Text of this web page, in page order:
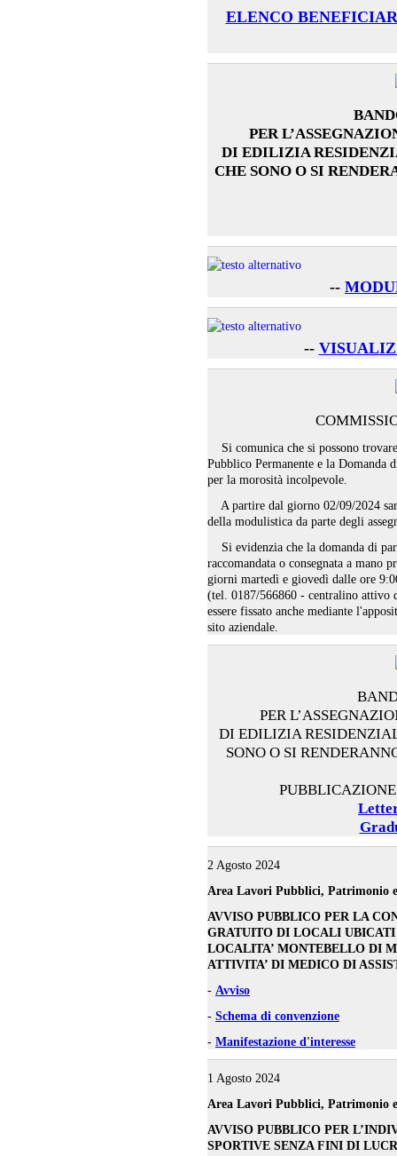
ELENCO
PER
DI EDILIZIA
CHE SONO O SI
--
--
Si comunica che si possono
Pubblico Permanente e la Domanda
per la morosità incolpevole.
A partire dal giorno 02/09/2024
della modulistica da parte degli
Si evidenzia che la domanda di
raccomandata o consegnata a mano
giorni martedì e giovedì dalle ore
(tel. 0187/566860 - centralino attivo
essere fissato anche mediante
sito aziendale.
PER
DI EDILIZIA
SONO O SI
2 Agosto 2024
Area Lavori Pubblici, Patrimonio
AVVISO PUBBLICO PER LA
GRATUITO DI LOCALI
LOCALITA’ MONTEBELLO DI
ATTIVITA’ DI MEDICO DI
- Avviso
- Schema di convenzione
- Manifestazione d'interesse
1 Agosto 2024
Area Lavori Pubblici, Patrimonio
AVVISO PUBBLICO PER
SPORTIVE SENZA FINI DI